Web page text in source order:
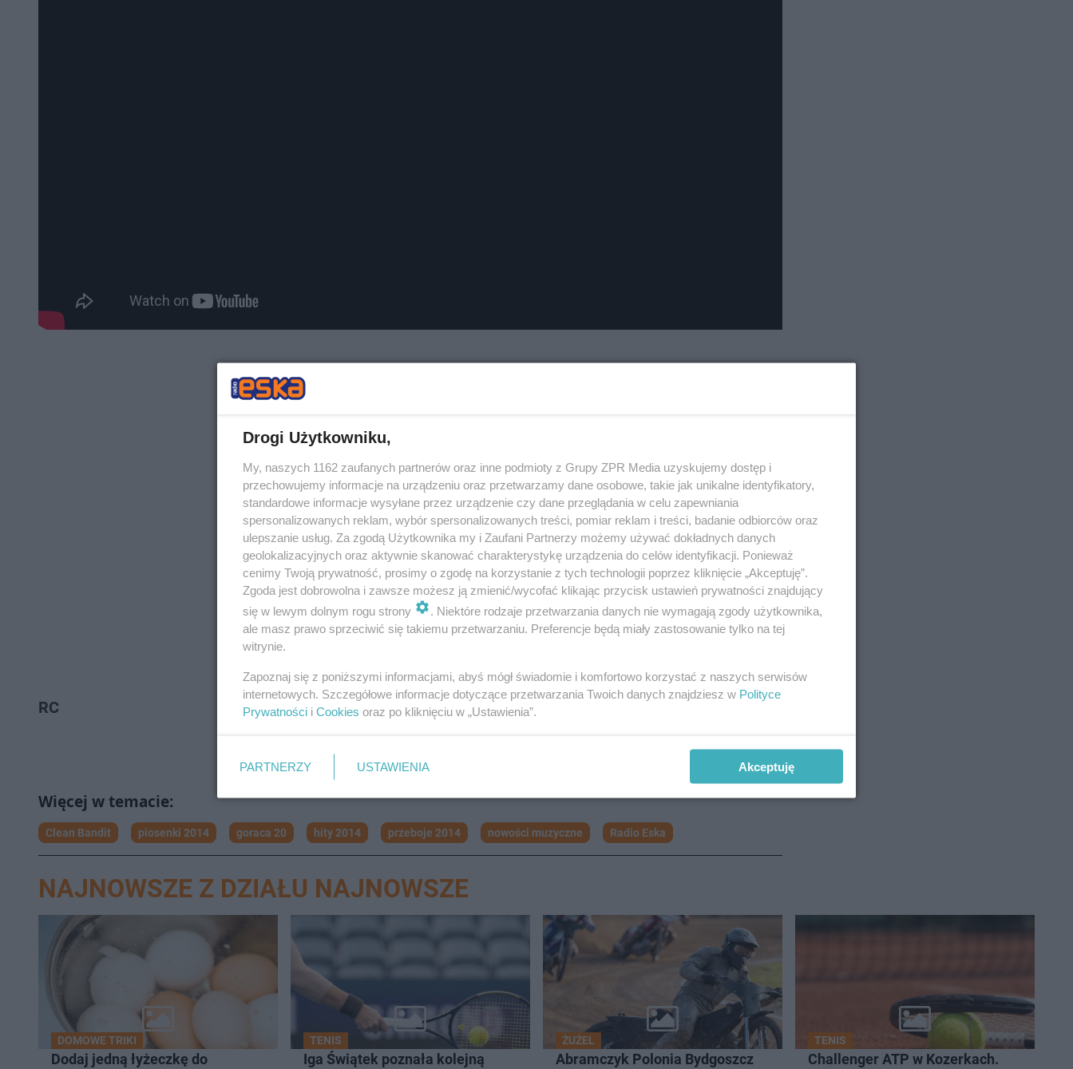
RC
Clean Bandit piosenki 2014 goraca 20 hity 2014 przeboje 2014 nowości muzyczne Radio Eska
NAJNOWSZE Z DZIAŁU NAJNOWSZE
DOMOWE TRIKI
Dodaj jedną łyżeczkę do
TENIS
Iga Świątek poznała kolejną
ŻUŻEL
Abramczyk Polonia Bydgoszcz
TENIS
Challenger ATP w Kozerkach.
Drogi Użytkowniku,
My, naszych 1162 zaufanych partnerów oraz inne podmioty z Grupy ZPR Media uzyskujemy dostęp i
przechowujemy informacje na urządzeniu oraz przetwarzamy dane osobowe, takie jak unikalne identyfikatory,
standardowe informacje wysyłane przez urządzenie czy dane przeglądania w celu zapewniania
spersonalizowanych reklam, wybór spersonalizowanych treści, pomiar reklam i treści, badanie odbiorców oraz
ulepszanie usług. Za zgodą Użytkownika my i Zaufani Partnerzy możemy używać dokładnych danych
geolokalizacyjnych oraz aktywnie skanować charakterystykę urządzenia do celów identyfikacji. Ponieważ
cenimy Twoją prywatność, prosimy o zgodę na korzystanie z tych technologii poprzez kliknięcie „Akceptuję”.
Zgoda jest dobrowolna i zawsze możesz ją zmienić/wycofać klikając przycisk ustawień prywatności znajdujący
się w lewym dolnym rogu strony
. Niektóre rodzaje przetwarzania danych nie wymagają zgody użytkownika,
ale masz prawo sprzeciwić się takiemu przetwarzaniu. Preferencje będą miały zastosowanie tylko na tej
witrynie.
Zapoznaj się z poniższymi informacjami, abyś mógł świadomie i komfortowo korzystać z naszych serwisów
internetowych. Szczegółowe informacje dotyczące przetwarzania Twoich danych znajdziesz w Polityce
Prywatności i Cookies oraz po kliknięciu w „Ustawienia”.
PARTNERZY USTAWIENIA Akceptuję